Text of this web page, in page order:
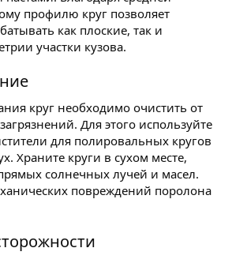
профилю круг позволяет
как плоские, так и
участки кузова.
круг необходимо очистить от
Для этого используйте
для полировальных кругов
Храните круги в сухом месте,
солнечных лучей и масел.
повреждений поролона